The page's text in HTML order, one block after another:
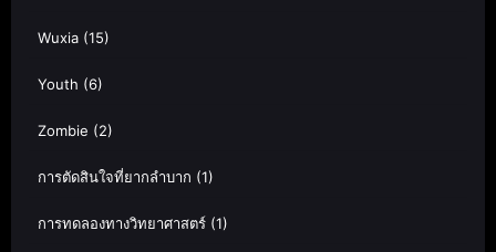
Wuxia (15)
Youth (6)
Zombie (2)
การตัดสินใจที่ยากลำบาก (1)
การทดลองทางวิทยาศาสตร์ (1)